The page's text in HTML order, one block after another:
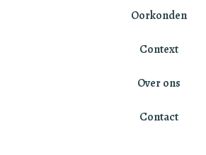
Oorkonden
Context
Over ons
Contact